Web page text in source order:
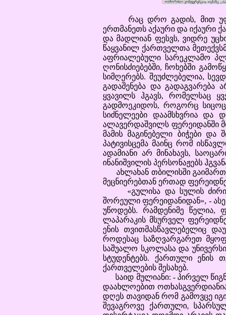
რაც დრო გადის, მით უფრო
ერთმანეთს აქაური და იქაური
და მადლიან ფესვს, ვიდრე
წაყვანილ ქართველთა
აფრიალებული სარეკლამო
ღონისძიებებში, ჩოხებში
სიმღერებს. შეუძლებელია,
გადაშენება და
ყვავილს ჰგავს, რომელსაც
გადმოეკიდოს, როგორც
სიძნელეები დაამსხვრია და
ალავერდაშვილს ფერეიდანში
მამის მაგინებელი ბიჭები
პატივისცემა მაინც რომ
ადამიანი არ მინახავს,
ინანიშვილის პერსონაჟებს
ახლახან თბილისში
მეცნიერებთან ერთად
«გულისა და სულის
შორეული ფერეიდანიდან», -
უწოდებს. რამდენიმე წელია,
ლაპარაკის მსურველ
ენის თვითმასწავლებელიც
როდესაც საზღვარგარეთ
საშუალო სკოლასა და
სტუდენტებს. ქართული ენის
ქართველების შესახებ.
საიდ მულიანი: - პირველ
დაახლოებით
დღეს თავიდან რომ გამოვცე
შევაგროვე ქართული,